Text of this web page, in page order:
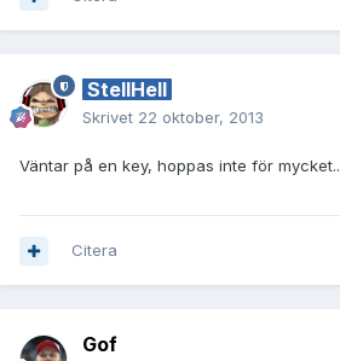
StellHell
Skrivet 22 oktober, 2013
Väntar på en key, hoppas inte för mycket..
Citera
Gof